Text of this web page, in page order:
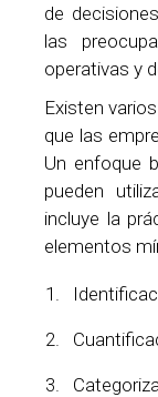
de
las
operativas y
Existen
que las
Un enfoque
pueden
incluye la
elementos